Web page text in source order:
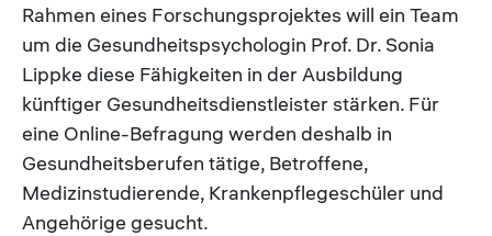
Rahmen eines Forschungsprojektes will ein Team
um die Gesundheitspsychologin Prof. Dr. Sonia
Lippke diese Fähigkeiten in der Ausbildung
künftiger Gesundheitsdienstleister stärken. Für
eine Online-Befragung werden deshalb in
Gesundheitsberufen tätige, Betroffene,
Medizinstudierende, Krankenpflegeschüler und
Angehörige gesucht.